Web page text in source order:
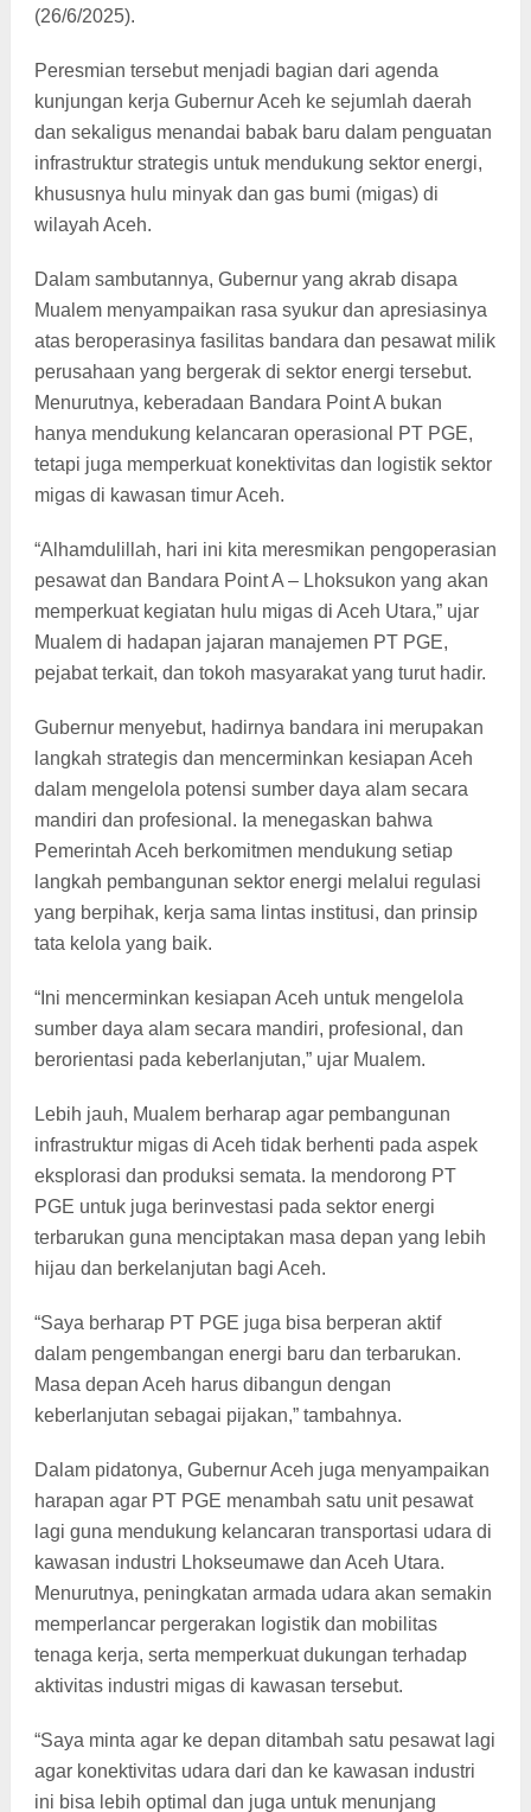
(26/6/2025).
Peresmian tersebut menjadi bagian dari agenda
kunjungan kerja Gubernur Aceh ke sejumlah daerah
dan sekaligus menandai babak baru dalam penguatan
infrastruktur strategis untuk mendukung sektor energi,
khususnya hulu minyak dan gas bumi (migas) di
wilayah Aceh.
Dalam sambutannya, Gubernur yang akrab disapa
Mualem menyampaikan rasa syukur dan apresiasinya
atas beroperasinya fasilitas bandara dan pesawat milik
perusahaan yang bergerak di sektor energi tersebut.
Menurutnya, keberadaan Bandara Point A bukan
hanya mendukung kelancaran operasional PT PGE,
tetapi juga memperkuat konektivitas dan logistik sektor
migas di kawasan timur Aceh.
“Alhamdulillah, hari ini kita meresmikan pengoperasian
pesawat dan Bandara Point A – Lhoksukon yang akan
memperkuat kegiatan hulu migas di Aceh Utara,” ujar
Mualem di hadapan jajaran manajemen PT PGE,
pejabat terkait, dan tokoh masyarakat yang turut hadir.
Gubernur menyebut, hadirnya bandara ini merupakan
langkah strategis dan mencerminkan kesiapan Aceh
dalam mengelola potensi sumber daya alam secara
mandiri dan profesional. Ia menegaskan bahwa
Pemerintah Aceh berkomitmen mendukung setiap
langkah pembangunan sektor energi melalui regulasi
yang berpihak, kerja sama lintas institusi, dan prinsip
tata kelola yang baik.
“Ini mencerminkan kesiapan Aceh untuk mengelola
sumber daya alam secara mandiri, profesional, dan
berorientasi pada keberlanjutan,” ujar Mualem.
Lebih jauh, Mualem berharap agar pembangunan
infrastruktur migas di Aceh tidak berhenti pada aspek
eksplorasi dan produksi semata. Ia mendorong PT
PGE untuk juga berinvestasi pada sektor energi
terbarukan guna menciptakan masa depan yang lebih
hijau dan berkelanjutan bagi Aceh.
“Saya berharap PT PGE juga bisa berperan aktif
dalam pengembangan energi baru dan terbarukan.
Masa depan Aceh harus dibangun dengan
keberlanjutan sebagai pijakan,” tambahnya.
Dalam pidatonya, Gubernur Aceh juga menyampaikan
harapan agar PT PGE menambah satu unit pesawat
lagi guna mendukung kelancaran transportasi udara di
kawasan industri Lhokseumawe dan Aceh Utara.
Menurutnya, peningkatan armada udara akan semakin
memperlancar pergerakan logistik dan mobilitas
tenaga kerja, serta memperkuat dukungan terhadap
aktivitas industri migas di kawasan tersebut.
“Saya minta agar ke depan ditambah satu pesawat lagi
agar konektivitas udara dari dan ke kawasan industri
ini bisa lebih optimal dan juga untuk menunjang